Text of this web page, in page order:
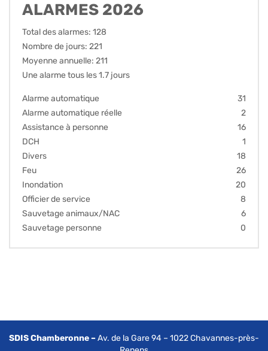
ALARMES 2026
Total des alarmes: 128
Nombre de jours: 221
Moyenne annuelle: 211
Une alarme tous les 1.7 jours
Alarme automatique
31
Alarme automatique réelle
2
Assistance à personne
16
DCH
1
Divers
18
Feu
26
Inondation
20
Officier de service
8
Sauvetage animaux/NAC
6
Sauvetage personne
0
SDIS Chamberonne –Av. de la Gare 94 – 1022 Chavannes-près-